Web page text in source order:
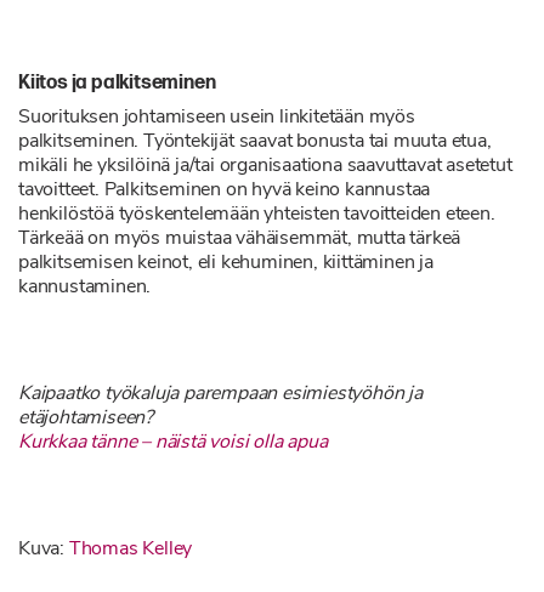
Kiitos ja palkitseminen
Suorituksen johtamiseen usein linkitetään myös
palkitseminen. Työntekijät saavat bonusta tai muuta etua,
mikäli he yksilöinä ja/tai organisaationa saavuttavat asetetut
tavoitteet. Palkitseminen on hyvä keino kannustaa
henkilöstöä työskentelemään yhteisten tavoitteiden eteen.
Tärkeää on myös muistaa vähäisemmät, mutta tärkeä
palkitsemisen keinot, eli kehuminen, kiittäminen ja
kannustaminen.
Kaipaatko työkaluja parempaan esimiestyöhön ja
etäjohtamiseen?
Kurkkaa tänne – näistä voisi olla apua
Kuva: Thomas Kelley